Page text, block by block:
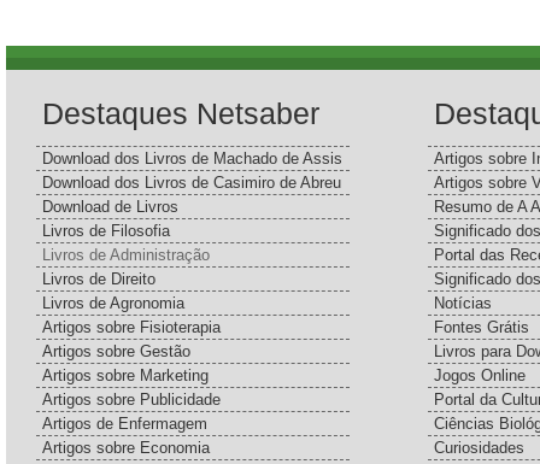
Destaques Netsaber
Download dos Livros de Machado de Assis
Download dos Livros de Casimiro de Abreu
Download de Livros
Livros de Filosofia
Livros de Administração
Livros de Direito
Livros de Agronomia
Artigos sobre Fisioterapia
Artigos sobre Gestão
Artigos sobre Marketing
Artigos sobre Publicidade
Artigos de Enfermagem
Artigos sobre Economia
Artigos sobre
Artigos sobre
Resumo de A
Significado
Portal das
Significado
Notícias
Fontes Grátis
Livros para
Jogos Online
Portal da
Ciências
Curiosidades